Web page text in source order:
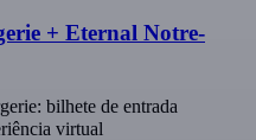
+ Eternal Notre-
bilhete de entrada
virtual